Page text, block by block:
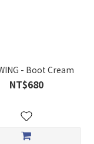
- Boot Cream
NT$680